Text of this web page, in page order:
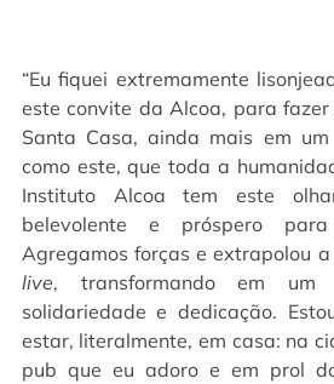
“Eu fiquei extremamente
este convite da Alcoa, para
Santa Casa, ainda mais em
como este, que toda a
Instituto Alcoa tem este
belevolente e próspero
Agregamos forças e extrapolou
live, transformando em um
solidariedade e dedicação.
estar, literalmente, em casa: na
pub que eu adoro e em prol